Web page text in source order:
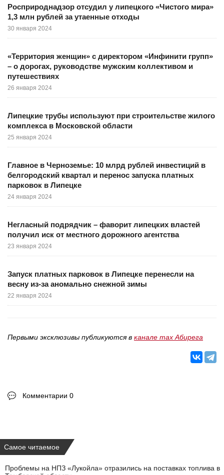
Росприроднадзор отсудил у липецкого «Чистого мира»
1,3 млн рублей за утаенные отходы
30 января 2024
«Территория женщин» с директором «Инфинити групп»
– о дорогах, руководстве мужским коллективом и
путешествиях
26 января 2024
Липецкие трубы используют при строительстве жилого
комплекса в Московской области
25 января 2024
Главное в Черноземье: 10 млрд рублей инвестиций в
белгородский квартал и перенос запуска платных
парковок в Липецке
24 января 2024
Негласный подрядчик – фаворит липецких властей
получил иск от местного дорожного агентства
23 января 2024
Запуск платных парковок в Липецке перенесли на
весну из-за аномально снежной зимы
22 января 2024
Первыми эксклюзивы публикуются в канале max Абирега
Комментарии 0
Самое читаемое
Проблемы на НПЗ «Лукойла» отразились на поставках топлива в